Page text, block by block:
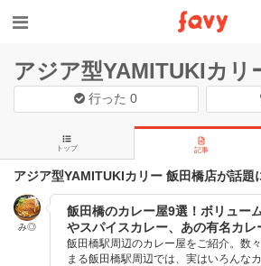
アジア型YAMITUKIカリ
行った0
トップ 記事
アジア型YAMITUKIカリー 飯田橋店が話題
み◎
飯田橋のカレー屋9選！ボリュー
やスパイスカレー、あの有名カレ
飯田橋駅周辺のカレー屋をご紹介。数
まる飯田橋駅周辺では、実はいろんな